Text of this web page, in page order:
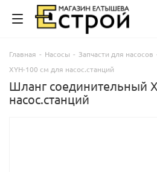
Главная - Насосы - Запчасти для насосов
XYH-100 см для насос.станций
Шланг соединительный
насос.станций